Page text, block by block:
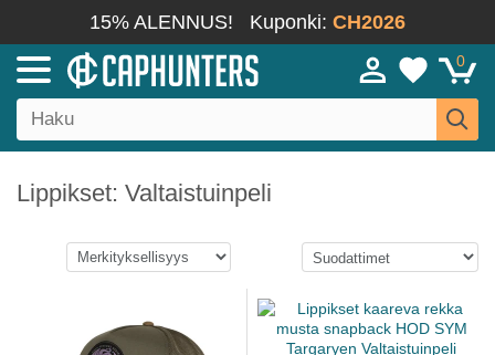
15% ALENNUS! Kuponki: CH2026
0
Lippikset: Valtaistuinpeli